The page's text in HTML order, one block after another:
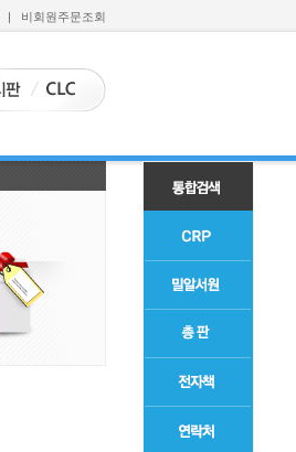
| 비회원주문조회